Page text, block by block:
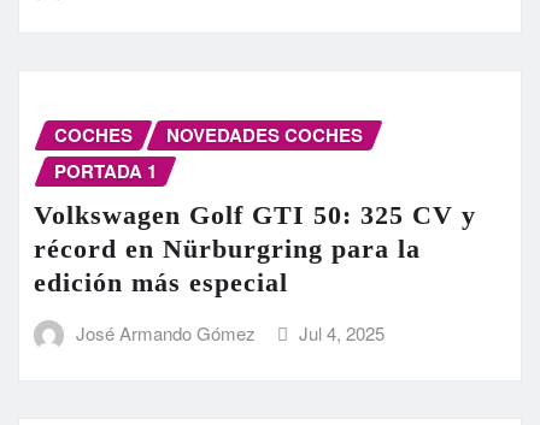
COCHES
NOVEDADES COCHES
PORTADA 1
Volkswagen Golf GTI 50: 325 CV y
récord en Nürburgring para la
edición más especial
José Armando Gómez Jul 4, 2025